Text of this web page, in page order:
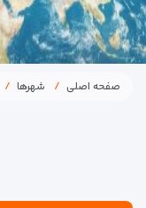
صفحه اصلی شهرها